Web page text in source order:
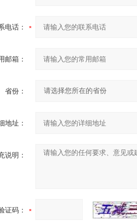
电话：
邮箱：
省份：
地址：
说明：
证码：